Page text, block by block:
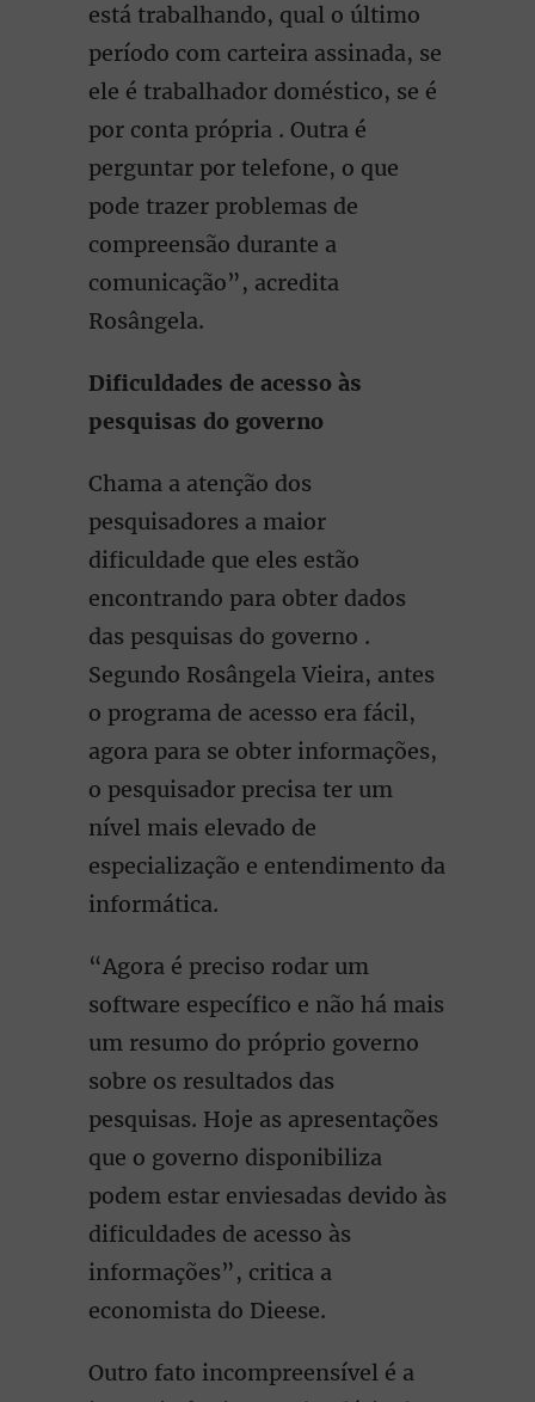
está trabalhando, qual o último
período com carteira assinada, se
ele é trabalhador doméstico, se é
por conta própria . Outra é
perguntar por telefone, o que
pode trazer problemas de
compreensão durante a
comunicação”, acredita
Rosângela.
Dificuldades de acesso às
pesquisas do governo
Chama a atenção dos
pesquisadores a maior
dificuldade que eles estão
encontrando para obter dados
das pesquisas do governo .
Segundo Rosângela Vieira, antes
o programa de acesso era fácil,
agora para se obter informações,
o pesquisador precisa ter um
nível mais elevado de
especialização e entendimento da
informática.
“Agora é preciso rodar um
software específico e não há mais
um resumo do próprio governo
sobre os resultados das
pesquisas. Hoje as apresentações
que o governo disponibiliza
podem estar enviesadas devido às
dificuldades de acesso às
informações”, critica a
economista do Dieese.
Outro fato incompreensível é a